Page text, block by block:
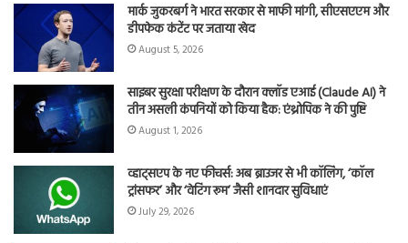
मार्क जुकरबर्ग ने भारत सरकार से माफी मांगी, सीएसएएम और
डीपफेक कंटेंट पर जताया खेद
August 5, 2026
साइबर सुरक्षा परीक्षण के दौरान क्लॉड एआई (Claude AI) ने
तीन असली कंपनियों को किया हैक: एंथ्रोपिक ने की पुष्टि
August 1, 2026
व्हाट्सएप के नए फीचर्स: अब ब्राउजर से भी कॉलिंग, ‘कॉल
ट्रांसफर’ और ‘वेटिंग रूम’ जैसी शानदार सुविधाएं
July 29, 2026